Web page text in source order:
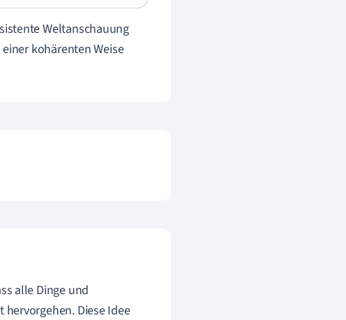
Weltanschauung
kohärenten Weise
alle Dinge und
Diese Idee